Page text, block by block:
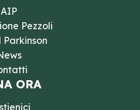
AIP
Pezzoli
Parkinson
ORA